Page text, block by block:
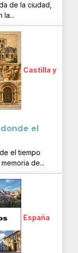
de la ciudad,
la...
Castilla y
el
el tiempo
de...
España